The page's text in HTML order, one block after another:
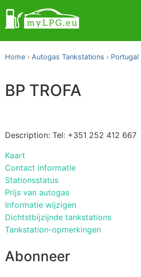
Home Autogas Tankstations Portugal
BP TROFA
Description: Tel: +351 252 412 667
Kaart
Contact informatie
Stationsstatus
Prijs van autogas
Informatie wijzigen
Dichtstbijzijnde tankstations
Tankstation-opmerkingen
Abonneer